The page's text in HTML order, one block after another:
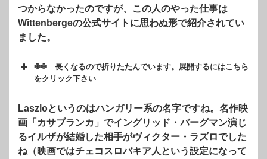
つからなかったのですが、この人のやった仕事は
Wittenbergeの公式サイトに思わぬ形で紹介されてい
ました。
✙✙ 長くなるので折りたたんでいます。展開するにはこちら
をクリック下さい
Laszloというのはハンガリー系の名字ですね。名作映
画「カサブランカ」でイングリッド・バーグマン演じ
るイルザが結婚した相手がヴィクター・ラズロでした
ね（映画ではチェコスロバキア人という設定になって